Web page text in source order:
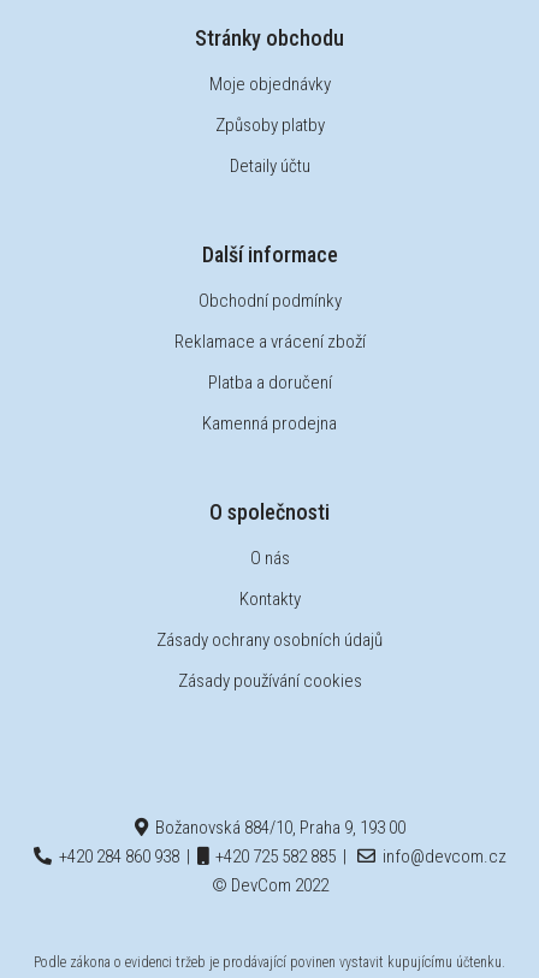
Stránky obchodu
Moje objednávky
Způsoby platby
Detaily účtu
Další informace
Obchodní podmínky
Reklamace a vrácení zboží
Platba a doručení
Kamenná prodejna
O společnosti
O nás
Kontakty
Zásady ochrany osobních údajů
Zásady používání cookies
Božanovská 884/10, Praha 9, 193 00
+420 284 860 938| +420 725 582 885|
info@devcom.cz
© DevCom 2022
Podle zákona o evidenci tržeb je prodávající povinen vystavit kupujícímu účtenku.